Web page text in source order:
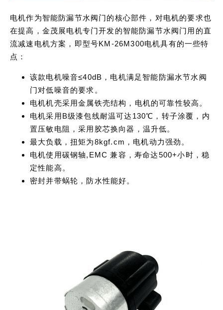
电机作为智能防漏节水阀门的核心部件，对电机的要求也
在提高，金茂展电机专门开发的智能防漏节水阀门用的直
流减速电机方案，即型号KM-26M300电机具有的一些特
点：
该款电机噪音≤40dB，电机满足智能防漏水节水阀
门对低噪音的要求。
电机机壳采用金属铁壳结构，电机的可靠性较高。
电机采用B级漆包线耐温可达130℃，转子涂覆，内
置压敏电阻，采用胶芯换向器，温升低。
最大负载，扭矩为8kgf.cm，电机动力强劲。
电机使用碳钢轴,EMC 兼容，寿命达500+小时，稳
定性能高。
密封并带蜗轮，防水性能好。